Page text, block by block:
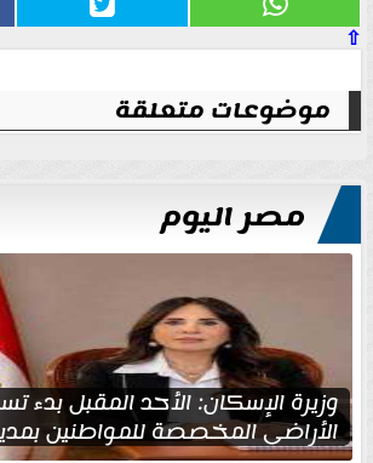
⇧
موضوعات متعلقة
مصر اليوم
وزيرة الإسكان: الأحد المقبل بدء
الأراضي المخصصة للمواطنين